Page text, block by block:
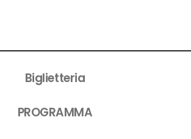
Biglietteria
PROGRAMMA